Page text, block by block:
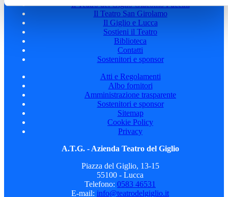
Il Teatro del Giglio Giacomo Puccini
Il Teatro San Girolamo
Il Giglio e Lucca
Sostieni il Teatro
Biblioteca
Contatti
Sostenitori e sponsor
Atti e Regolamenti
Albo fornitori
Amministrazione trasparente
Sostenitori e sponsor
Sitemap
Cookie Policy
Privacy
A.T.G. - Azienda Teatro del Giglio
Piazza del Giglio, 13-15
55100 - Lucca
Telefono: 0583 46531
E-mail: info@teatrodelgiglio.it